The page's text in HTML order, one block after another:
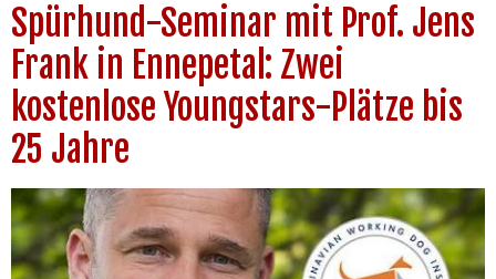
Spürhund-Seminar mit Prof. Jens
Frank in Ennepetal: Zwei
kostenlose Youngstars-Plätze bis
25 Jahre